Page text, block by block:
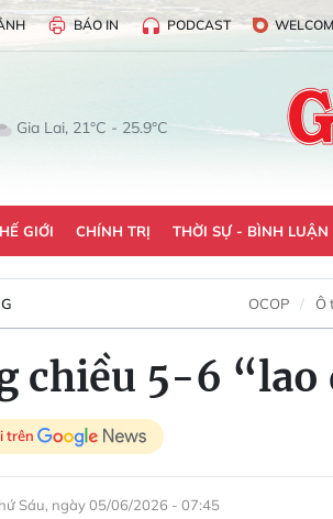
BÁO IN PODCAST
Gia Lai, 21°C - 25.9°C
GIỚI CHÍNH TRỊ THỜI SỰ - BÌNH LUẬN
OCOP Ô
chiều 5-6
trên
Sáu, ngày 05/06/2026 - 07:45